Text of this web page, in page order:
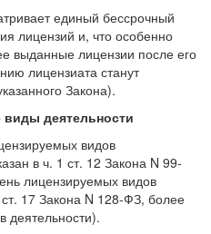
единый бессрочный
лицензий и, что особенно
выданные лицензии после его
лицензиата станут
Закона).
деятельности
видов
в ч. 1 ст. 12 Закона N 99-
лицензируемых видов
17 Закона N 128-ФЗ, более
деятельности).